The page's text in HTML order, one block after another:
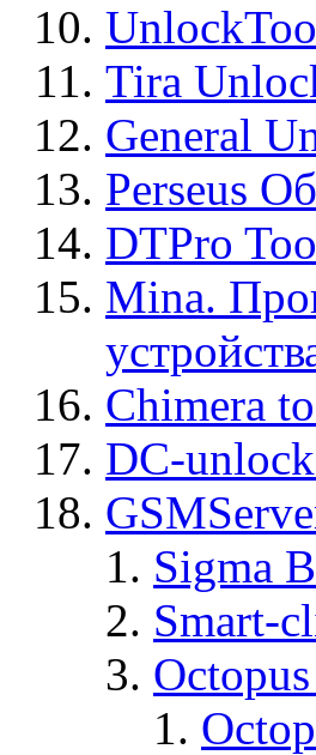
Tira
General
Perseus
DTPro
Mina.
Chimera
DC-
Sigma
Smart-